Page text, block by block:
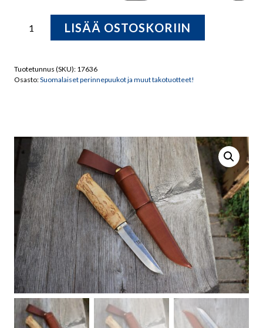
PUUKON
LISÄÄ OSTOSKORIIN
Tuotetunnus (SKU): 17636
Osasto:Suomalaiset perinnepuukot ja muut takotuotteet!